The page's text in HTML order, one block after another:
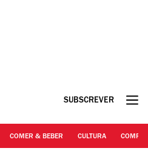
SUBSCREVER
COMER & BEBER CULTURA